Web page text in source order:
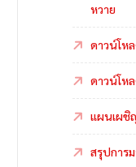
หวาย
ดาวน์โห
ดาวน์โห
แผนเผชิ
สรุปการ